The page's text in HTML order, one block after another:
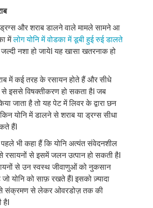
और शराब डालने वाले मामले सामने आ
मेंलोग योनि में वोडका में डूबी हुई रुई डालते
नशा हो जायेI यह खासा खतरनाक हो
में कई तरह के रसायन होते हैं और सीधे
से इससे विषक्तीकरण हो सकता हैI जब
जाता है तो यह पेट में लिवर के द्वारा छन
योनि में डालने से शराब या ड्रग्स सीधा
हैंI
भी कहा हैं कि योनि अत्यंत संवेदनशील
रसायनों से इसमें जलन उत्पान हो सकती हैI
से उन स्वस्थ जीवाणुओं को नुकसान
योनि को साफ़ रखते हैंI इसको ज़्यादा
से संक्रमण से लेकर ओवरडोज़ तक की
हैI